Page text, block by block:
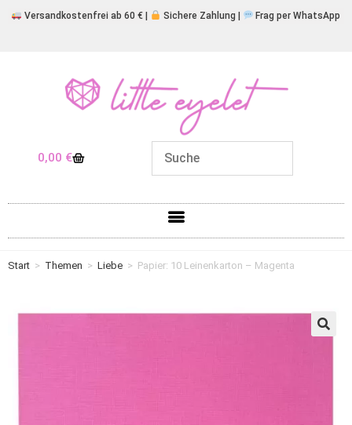
Versandkostenfrei ab 60 € | Sichere Zahlung | Frag per WhatsApp
0,00 €
Start > Themen > Liebe > Papier: 10 Leinenkarton – Magenta